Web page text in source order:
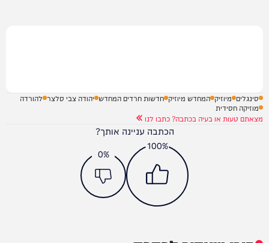
סינגלים מיוזיק המחדש מיוזיק חדשות חרדים המחדש יהודה צבי סלצר להורדה
מוזיקה חסידית
מצאתם טעות או בעיה בכתבה? כתבו לנו
הכתבה עניינה אותך?
100%
0%